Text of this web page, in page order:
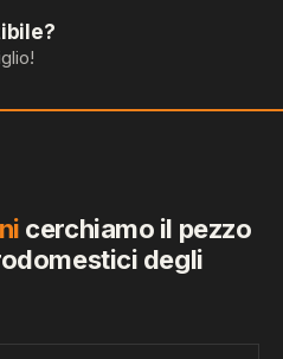
cerchiamo il pezzo
degli